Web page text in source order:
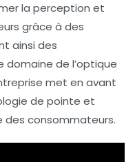
la perception et
grâce à des
ainsi des
domaine de l’optique
met en avant
de pointe et
des consommateurs.